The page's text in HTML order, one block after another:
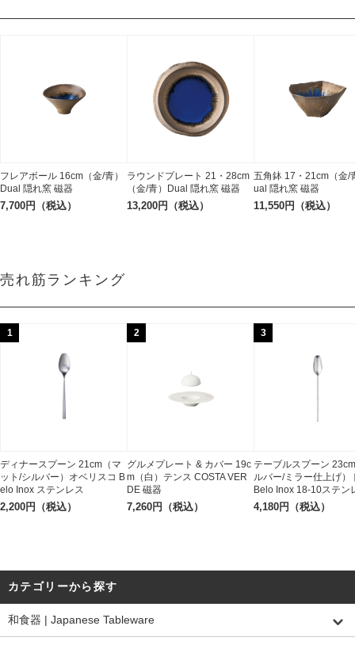
フレアボール 16cm（金/青）
Dual 隠れ窯 磁器
7,700円（税込）
ラウンドプレート 21・28cm
（金/青）Dual 隠れ窯 磁器
13,200円（税込）
五角鉢 17・21cm（金/
ual 隠れ窯 磁器
11,550円（税込）
売れ筋ランキング
1
ディナースプーン 21cm（マ
ット/シルバー）オベリスコ B
elo Inox ステンレス
2,200円（税込）
2
グルメプレート & カバー 19c
m（白）テンス COSTA VER
DE 磁器
7,260円（税込）
3
テーブルスプーン
ルバー/ミラー仕上げ）
Belo Inox 18-10ステン
4,180円（税込）
カテゴリーから探す
和食器 | Japanese Tableware